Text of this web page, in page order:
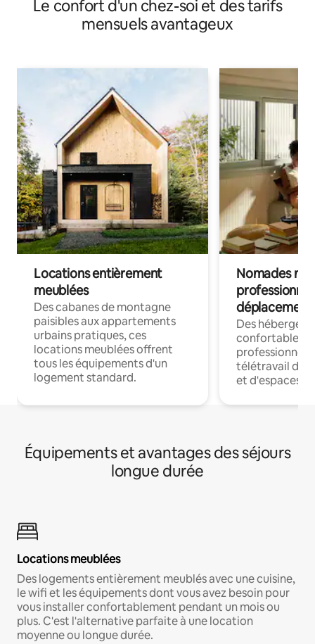
la plageLe confort d'un chez-soi et des tarifs
mensuels avantageux
Locations entièrement
meublées
Des cabanes de montagne
paisibles aux appartements
urbains pratiques, ces
locations meublées offrent
tous les équipements d'un
logement standard.
Nomades
déplacement
Des
confortables
professionnels
télétravail
et d'espaces
Équipements et avantages des séjours
longue durée
Locations meublées
Des logements entièrement meublés avec une cuisine,
le wifi et les équipements dont vous avez besoin pour
vous installer confortablement pendant un mois ou
plus. C'est l'alternative parfaite à une location
moyenne ou longue durée.